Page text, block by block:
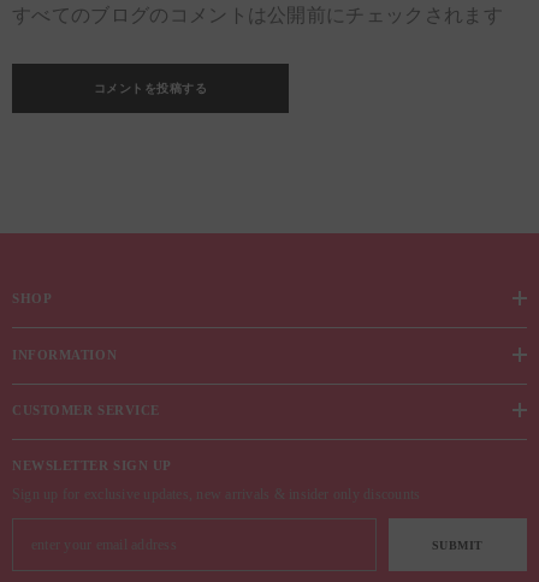
すべてのブログのコメントは公開前にチェックされます
SHOP
INFORMATION
CUSTOMER SERVICE
NEWSLETTER SIGN UP
Sign up for exclusive updates, new arrivals & insider only discounts
SUBMIT